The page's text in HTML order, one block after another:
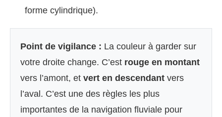
forme cylindrique).
Point de vigilance : La couleur à garder sur
votre droite change. C’est rouge en montant
vers l’amont, et vert en descendant vers
l’aval. C’est une des règles les plus
importantes de la navigation fluviale pour